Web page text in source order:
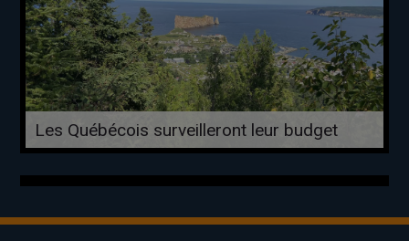
Les Québécois surveilleront leur budget